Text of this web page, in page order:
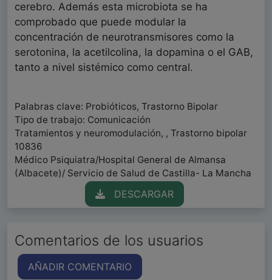
cerebro. Además esta microbiota se ha
comprobado que puede modular la
concentración de neurotransmisores como la
serotonina, la acetilcolina, la dopamina o el GAB,
tanto a nivel sistémico como central.
Palabras clave: Probióticos, Trastorno Bipolar
Tipo de trabajo: Comunicación
Tratamientos y neuromodulación, , Trastorno bipolar
10836
Médico Psiquiatra/Hospital General de Almansa
(Albacete)/ Servicio de Salud de Castilla- La Mancha
DESCARGAR
Comentarios de los usuarios
AÑADIR COMENTARIO